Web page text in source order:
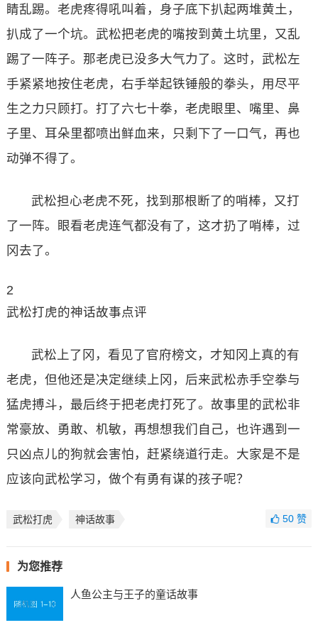
睛乱踢。老虎疼得吼叫着，身子底下扒起两堆黄土，
扒成了一个坑。武松把老虎的嘴按到黄土坑里，又乱
踢了一阵子。那老虎已没多大气力了。这时，武松左
手紧紧地按住老虎，右手举起铁锤般的拳头，用尽平
生之力只顾打。打了六七十拳，老虎眼里、嘴里、鼻
子里、耳朵里都喷出鲜血来，只剩下了一口气，再也
动弹不得了。
武松担心老虎不死，找到那根断了的哨棒，又打
了一阵。眼看老虎连气都没有了，这才扔了哨棒，过
冈去了。
2
武松打虎的神话故事点评
武松上了冈，看见了官府榜文，才知冈上真的有
老虎，但他还是决定继续上冈，后来武松赤手空拳与
猛虎搏斗，最后终于把老虎打死了。故事里的武松非
常豪放、勇敢、机敏，再想想我们自己，也许遇到一
只凶点儿的狗就会害怕，赶紧绕道行走。大家是不是
应该向武松学习，做个有勇有谋的孩子呢？
武松打虎 神话故事 50赞
为您推荐
人鱼公主与王子的童话故事